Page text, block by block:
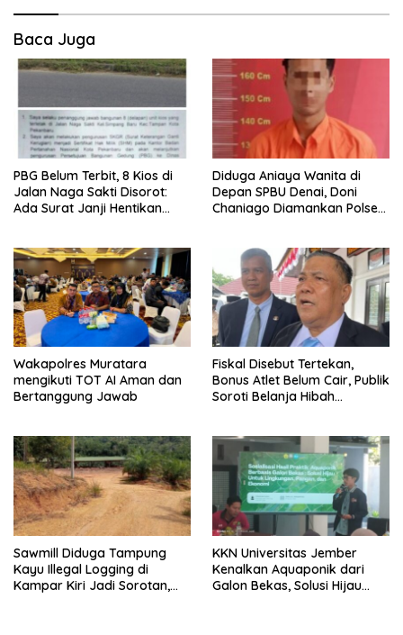
Baca Juga
PBG Belum Terbit, 8 Kios di
Jalan Naga Sakti Disorot:
Ada Surat Janji Hentikan
Diduga Aniaya Wanita di
Depan SPBU Denai, Doni
Chaniago Diamankan Polsek
Wakapolres Muratara
mengikuti TOT AI Aman dan
Bertanggung Jawab
Fiskal Disebut Tertekan,
Bonus Atlet Belum Cair, Publik
Soroti Belanja Hibah
Sawmill Diduga Tampung
Kayu Illegal Logging di
Kampar Kiri Jadi Sorotan,
KKN Universitas Jember
Kenalkan Aquaponik dari
Galon Bekas, Solusi Hijau